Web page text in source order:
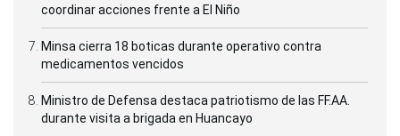
coordinar acciones frente a El Niño
Minsa cierra 18 boticas durante operativo contra
medicamentos vencidos
Ministro de Defensa destaca patriotismo de las FF.AA.
durante visita a brigada en Huancayo